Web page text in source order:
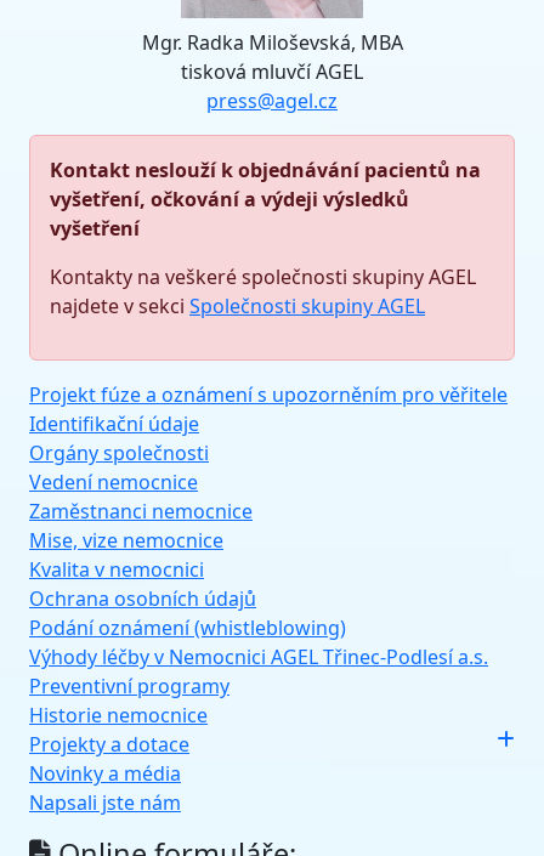
Mgr. Radka Miloševská, MBA
tisková mluvčí AGEL
press@agel.cz
Kontakt neslouží k objednávání pacientů na
vyšetření, očkování a výdeji výsledků
vyšetření
Kontakty na veškeré společnosti skupiny AGEL
najdete v sekci Společnosti skupiny AGEL
Projekt fúze a oznámení s upozorněním pro věřitele
Identifikační údaje
Orgány společnosti
Vedení nemocnice
Zaměstnanci nemocnice
Mise, vize nemocnice
Kvalita v nemocnici
Ochrana osobních údajů
Podání oznámení (whistleblowing)
Výhody léčby v Nemocnici AGEL Třinec-Podlesí a.s.
Preventivní programy
Historie nemocnice
Projekty a dotace
Novinky a média
Napsali jste nám